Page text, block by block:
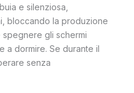
e silenziosa,
bloccando la produzione
gli schermi
a dormire. Se durante il
senza